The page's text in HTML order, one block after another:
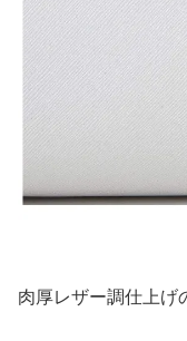
肉厚レザー調仕上げ